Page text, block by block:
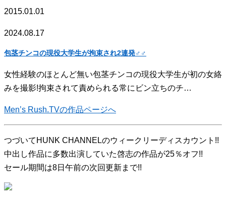
2015.01.01
2024.08.17
包茎チンコの現役大学生が拘束され2連発♂♂
女性経験のほとんど無い包茎チンコの現役大学生が初の女絡
みを撮影!拘束されて責められる常にビン立ちのチ…
Men’s Rush.TVの作品ページへ
つづいてHUNK CHANNELのウィークリーディスカウント!!
中出し作品に多数出演していた啓志の作品が25％オフ!!
セール期間は8日午前の次回更新まで!!